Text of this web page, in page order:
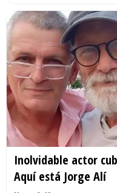
Inolvidable actor
Aquí está Jorge Alí